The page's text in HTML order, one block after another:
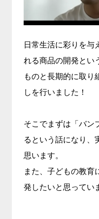
日常生活に彩りを与
れる商品の開発とい
ものと長期的に取り
しを行いました！
そこでまずは「バン
るという話になり、
思います。
また、子どもの教育
発したいと思ってい